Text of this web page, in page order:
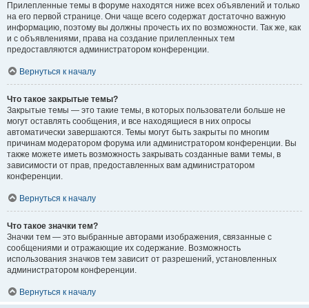
Прилепленные темы в форуме находятся ниже всех объявлений и только
на его первой странице. Они чаще всего содержат достаточно важную
информацию, поэтому вы должны прочесть их по возможности. Так же, как
и с объявлениями, права на создание прилепленных тем
предоставляются администратором конференции.
Вернуться к началу
Что такое закрытые темы?
Закрытые темы — это такие темы, в которых пользователи больше не
могут оставлять сообщения, и все находящиеся в них опросы
автоматически завершаются. Темы могут быть закрыты по многим
причинам модератором форума или администратором конференции. Вы
также можете иметь возможность закрывать созданные вами темы, в
зависимости от прав, предоставленных вам администратором
конференции.
Вернуться к началу
Что такое значки тем?
Значки тем — это выбранные авторами изображения, связанные с
сообщениями и отражающие их содержание. Возможность
использования значков тем зависит от разрешений, установленных
администратором конференции.
Вернуться к началу